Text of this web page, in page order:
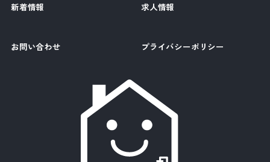
新着情報 求人情報
お問い合わせ プライバシーポリシー